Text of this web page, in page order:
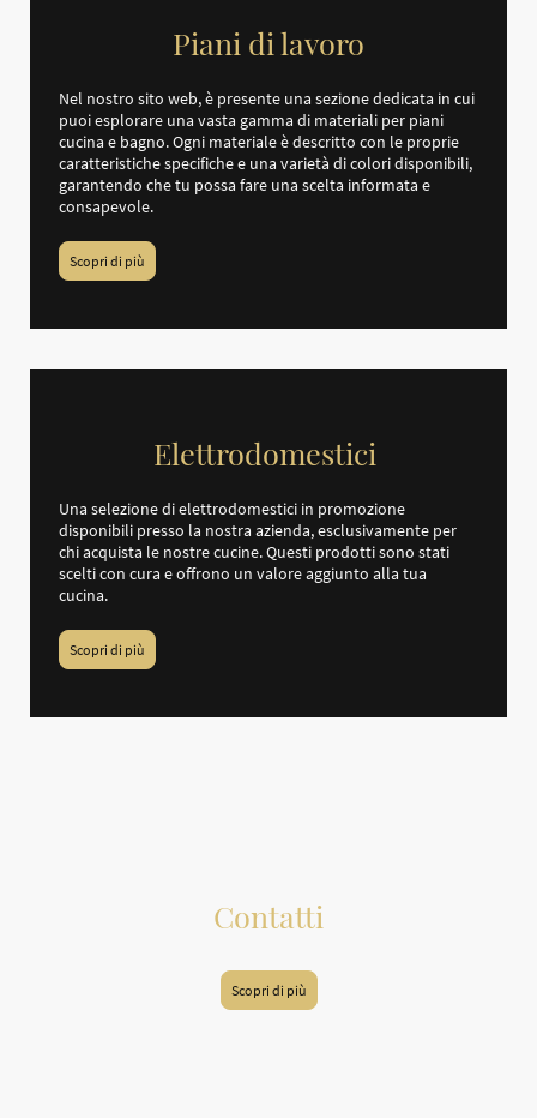
Piani di lavoro
Nel nostro sito web, è presente una sezione dedicata in cui
puoi esplorare una vasta gamma di materiali per piani
cucina e bagno. Ogni materiale è descritto con le proprie
caratteristiche specifiche e una varietà di colori disponibili,
garantendo che tu possa fare una scelta informata e
consapevole.
Scopri di più
Elettrodomestici
Una selezione di elettrodomestici in promozione
disponibili presso la nostra azienda, esclusivamente per
chi acquista le nostre cucine. Questi prodotti sono stati
scelti con cura e offrono un valore aggiunto alla tua
cucina.
Scopri di più
Contatti
Scopri di più